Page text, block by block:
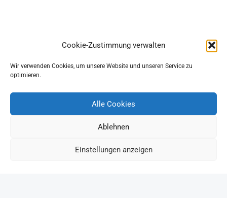
Cookie-Zustimmung verwalten
Wir verwenden Cookies, um unsere Website und unseren Service zu
optimieren.
Alle Cookies
Ablehnen
Einstellungen anzeigen